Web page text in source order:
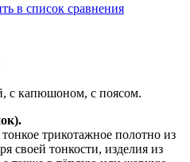
в список сравнения
с капюшоном, с поясом.
тонкое трикотажное полотно из
своей тонкости, изделия из